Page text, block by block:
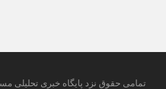
تمامی حقوق نزد پایگاه خبری